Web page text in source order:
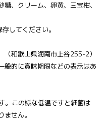
糖、クリーム、卵黄、三宝柑、
してください。
和歌山県海南市上谷255-2）
般的に賞味期限などの表示はあ
この様な低温ですと細菌は
せん。